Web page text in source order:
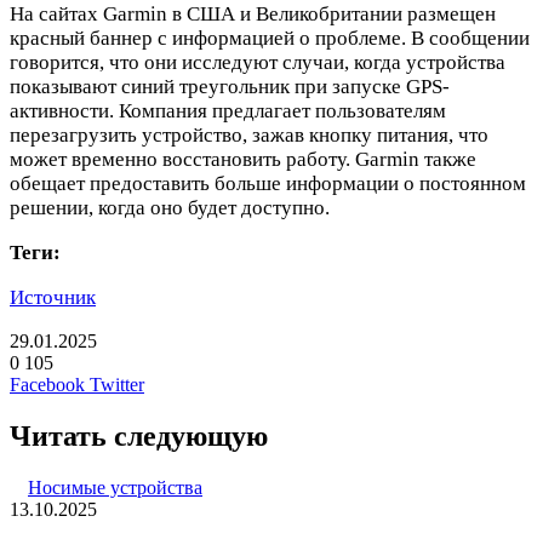
На сайтах Garmin в США и Великобритании размещен
красный баннер с информацией о проблеме. В сообщении
говорится, что они исследуют случаи, когда устройства
показывают синий треугольник при запуске GPS-
активности. Компания предлагает пользователям
перезагрузить устройство, зажав кнопку питания, что
может временно восстановить работу. Garmin также
обещает предоставить больше информации о постоянном
решении, когда оно будет доступно.
Теги:
Источник
29.01.2025
0 105
Facebook TwitterLinkedIn
Pinterest
Вконтакте
Одноклассники
Skype
WhatsApp
Telegram
Viber
Читать следующую
Носимые устройства
13.10.2025